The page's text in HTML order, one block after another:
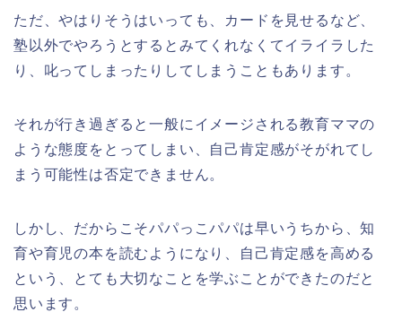
ただ、やはりそうはいっても、カードを見せるなど、
塾以外でやろうとするとみてくれなくてイライラした
り、叱ってしまったりしてしまうこともあります。
それが行き過ぎると一般にイメージされる教育ママの
ような態度をとってしまい、自己肯定感がそがれてし
まう可能性は否定できません。
しかし、だからこそパパっこパパは早いうちから、知
育や育児の本を読むようになり、自己肯定感を高める
という、とても大切なことを学ぶことができたのだと
思います。